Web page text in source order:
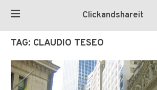
Clickandshareit
TAG: CLAUDIO TESEO